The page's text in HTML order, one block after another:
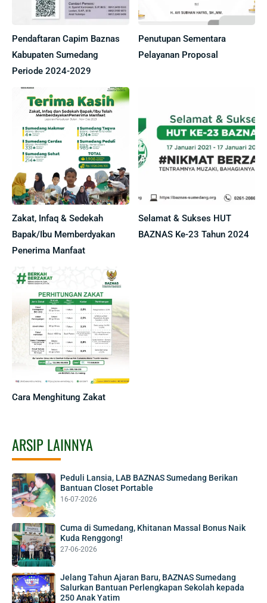
Pendaftaran Capim Baznas
Kabupaten Sumedang
Periode 2024-2029
Penutupan Sementara
Pelayanan Proposal
Zakat, Infaq & Sedekah
Bapak/Ibu Memberdyakan
Penerima Manfaat
Selamat & Sukses HUT
BAZNAS Ke-23 Tahun 2024
Cara Menghitung Zakat
ARSIP LAINNYA
Peduli Lansia, LAB BAZNAS Sumedang Berikan
Bantuan Closet Portable
16-07-2026
Cuma di Sumedang, Khitanan Massal Bonus Naik
Kuda Renggong!
27-06-2026
Jelang Tahun Ajaran Baru, BAZNAS Sumedang
Salurkan Bantuan Perlengkapan Sekolah kepada
250 Anak Yatim